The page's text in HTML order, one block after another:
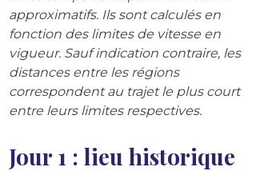
approximatifs. Ils sont calculés en
fonction des limites de vitesse en
vigueur. Sauf indication contraire, les
distances entre les régions
correspondent au trajet le plus court
entre leurs limites respectives.
Jour 1 : lieu historique